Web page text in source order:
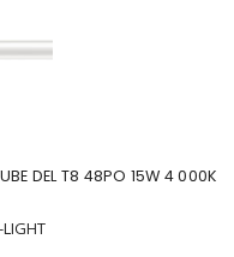
DEL T8 48PO 15W 4 000K
LIGHT